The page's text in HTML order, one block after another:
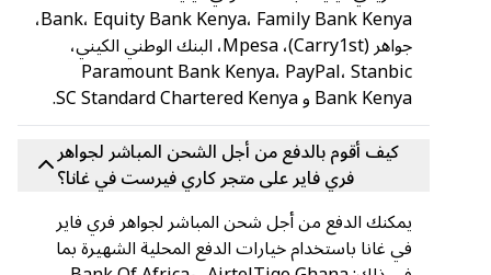
Bank، Equity Bank Kenya، Family Bank Kenya،
جواهر (Carry1st)، Mpesa، البنك الوطني الكيني،
Paramount Bank Kenya، PayPal، Stanbic
Bank Kenya و SC Standard Chartered Kenya.
كيف أقوم بالدفع من أجل الشحن المباشر لجواهر
فري فاير على متجر كاري فيرست في غانا؟
يمكنك الدفع من أجل شحن المباشر لجواهر فري فاير
في غانا باستخدام خيارات الدفع المحلية الشهيرة بما